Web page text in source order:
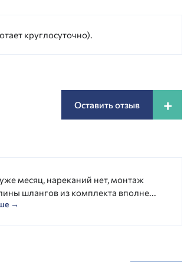
круглосуточно).
Оставить отзыв +
месяц, нареканий нет, монтаж
шлангов из комплекта вполне...
→